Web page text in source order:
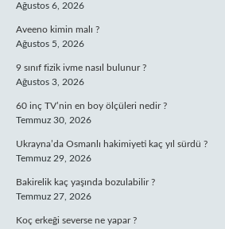
Ağustos 6, 2026
Aveeno kimin malı ?
Ağustos 5, 2026
9 sınıf fizik ivme nasıl bulunur ?
Ağustos 3, 2026
60 inç TV’nin en boy ölçüleri nedir ?
Temmuz 30, 2026
Ukrayna’da Osmanlı hakimiyeti kaç yıl sürdü ?
Temmuz 29, 2026
Bakirelik kaç yaşında bozulabilir ?
Temmuz 27, 2026
Koç erkeği severse ne yapar ?